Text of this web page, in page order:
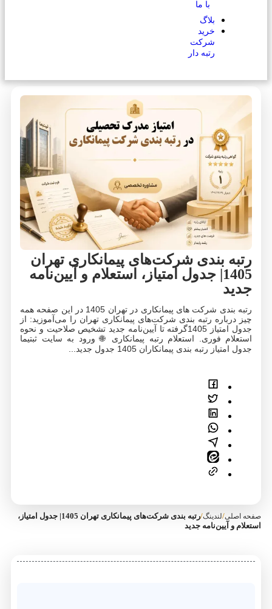
با ما
بلاگ
خرید
شرکت
رتبه دار
رتبه بندی شرکت‌های پیمانکاری تهران
1405| جدول امتیاز، استعلام و آیین‌نامه
جدید
رتبه بندی شرکت‌ های پیمانکاری در تهران 1405 در این صفحه همه
چیز درباره رتبه بندی شرکت‌های پیمانکاری تهران را می‌آموزید: از
جدول امتیاز 1405گرفته تا آیین‌نامه جدید تشخیص صلاحیت و نحوه
استعلام فوری. استعلام رتبه پیمانکاری 🌐 ورود به سایت ثبتیما
جدول امتیاز رتبه بندی پیمانکاران 1405 جدول جدید...
صفحه اصلی/لندینگ/
رتبه بندی شرکت‌های پیمانکاری تهران 1405| جدول امتیاز،
استعلام و آیین‌نامه جدید